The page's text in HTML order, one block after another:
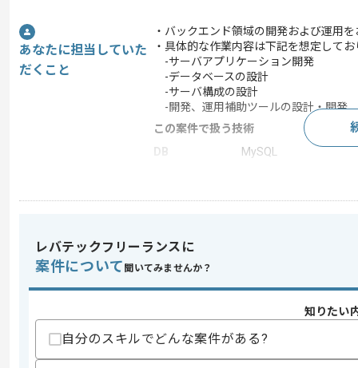
あなたに担当していた
だくこと
・バックエンド領域の開発および運用
・具体的な作業内容は下記を想定してお
-サーバアプリケーション開発
-データベースの設計
-サーバ構成の設計
-開発、運用補助ツールの設計・開発
この案件で扱う技術
DB
MySQL
開発ツール
GitHub , JIRA
業界
業務内容
求めるスキル
レバテックフリーランスに
案件について 聞いてみませんか？
知りたい
自分のスキルでどんな案件がある?